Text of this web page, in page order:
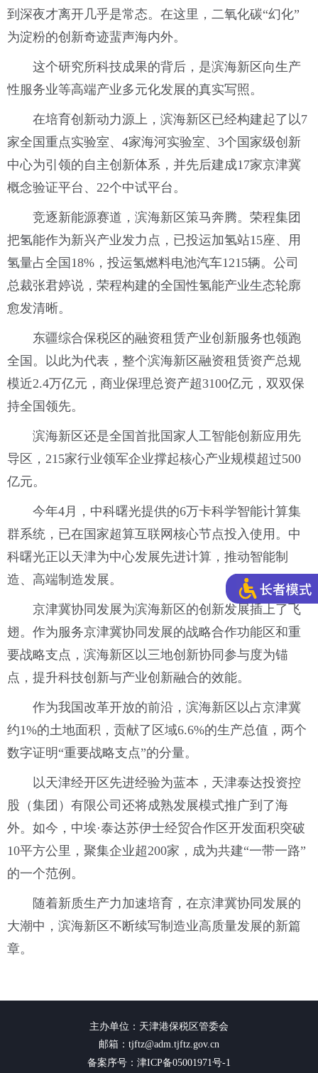
到深夜才离开几乎是常态。在这里，二氧化碳“幻化”
为淀粉的创新奇迹蜚声海内外。
这个研究所科技成果的背后，是滨海新区向生产
性服务业等高端产业多元化发展的真实写照。
在培育创新动力源上，滨海新区已经构建起了以7
家全国重点实验室、4家海河实验室、3个国家级创新
中心为引领的自主创新体系，并先后建成17家京津冀
概念验证平台、22个中试平台。
竞逐新能源赛道，滨海新区策马奔腾。荣程集团
把氢能作为新兴产业发力点，已投运加氢站15座、用
氢量占全国18%，投运氢燃料电池汽车1215辆。公司
总裁张君婷说，荣程构建的全国性氢能产业生态轮廓
愈发清晰。
东疆综合保税区的融资租赁产业创新服务也领跑
全国。以此为代表，整个滨海新区融资租赁资产总规
模近2.4万亿元，商业保理总资产超3100亿元，双双保
持全国领先。
滨海新区还是全国首批国家人工智能创新应用先
导区，215家行业领军企业撑起核心产业规模超过500
亿元。
今年4月，中科曙光提供的6万卡科学智能计算集
群系统，已在国家超算互联网核心节点投入使用。中
科曙光正以天津为中心发展先进计算，推动智能制
造、高端制造发展。
京津冀协同发展为滨海新区的创新发展插上了飞
翅。作为服务京津冀协同发展的战略合作功能区和重
要战略支点，滨海新区以三地创新协同参与度为锚
点，提升科技创新与产业创新融合的效能。
作为我国改革开放的前沿，滨海新区以占京津冀
约1%的土地面积，贡献了区域6.6%的生产总值，两个
数字证明“重要战略支点”的分量。
以天津经开区先进经验为蓝本，天津泰达投资控
股（集团）有限公司还将成熟发展模式推广到了海
外。如今，中埃·泰达苏伊士经贸合作区开发面积突破
10平方公里，聚集企业超200家，成为共建“一带一路”
的一个范例。
随着新质生产力加速培育，在京津冀协同发展的
大潮中，滨海新区不断续写制造业高质量发展的新篇
章。
主办单位：天津港保税区管委会
邮箱：tjftz@adm.tjftz.gov.cn
备案序号：津ICP备05001971号-1